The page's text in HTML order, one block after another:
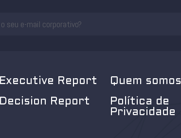
Executive Report
Decision Report
Quem somos
Política de
Privacidade